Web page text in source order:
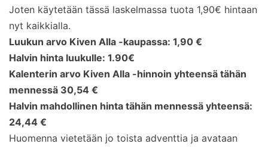
Joten käytetään tässä laskelmassa tuota 1,90€ hintaan
nyt kaikkialla.
Luukun arvo Kiven Alla -kaupassa: 1,90 €
Halvin hinta luukulle: 1.90€
Kalenterin arvo Kiven Alla -hinnoin yhteensä tähän
mennessä 30,54 €
Halvin mahdollinen hinta tähän mennessä yhteensä:
24,44 €
Huomenna vietetään jo toista adventtia ja avataan